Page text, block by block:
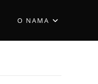
O NAMA